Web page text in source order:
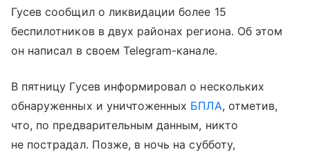
Гусев сообщил о ликвидации более 15
беспилотников в двух районах региона. Об этом
он написал в своем Telegram-канале.
В пятницу Гусев информировал о нескольких
обнаруженных и уничтоженных БПЛА, отметив,
что, по предварительным данным, никто
не пострадал. Позже, в ночь на субботу,